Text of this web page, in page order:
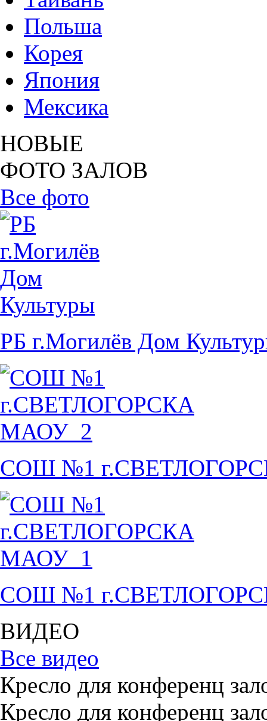
Польша
Корея
Япония
Мексика
НОВЫЕ
ФОТО ЗАЛОВ
Все фото
РБ г.Могилёв Дом
СОШ №1
СОШ №1
ВИДЕО
Все видео
Кресло для конференц
Кресло для конференц